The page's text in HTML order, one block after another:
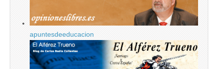
apuntesdeeducacion